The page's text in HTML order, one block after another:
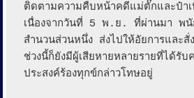
ติดตามความคืบหน้าคดีแม่ตั๊กและป๋า
เนื่องจากวันที่ 5 พ.ย. ที่ผ่านมา พนั
สำนวนส่วนหนึ่ง ส่งไปให้อัยการและ
ช่วงนี้ก็ยังมีผู้เสียหายหลายรายที่ได้รับ
ประสงค์ร้องทุกข์กล่าวโทษอยู่